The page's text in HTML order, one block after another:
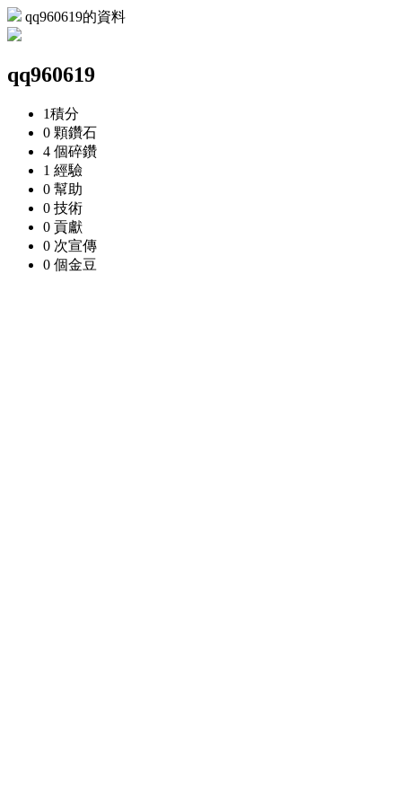
qq960619的資料
qq960619
1積分
0 顆鑽石
4 個碎鑽
1 經驗
0 幫助
0 技術
0 貢獻
0 次宣傳
0 個金豆